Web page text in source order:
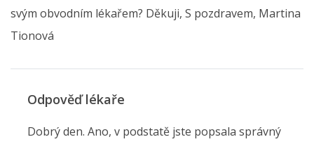
svým obvodním lékařem? Děkuji, S pozdravem, Martina
Tionová
Odpověď lékaře
Dobrý den. Ano, v podstatě jste popsala správný